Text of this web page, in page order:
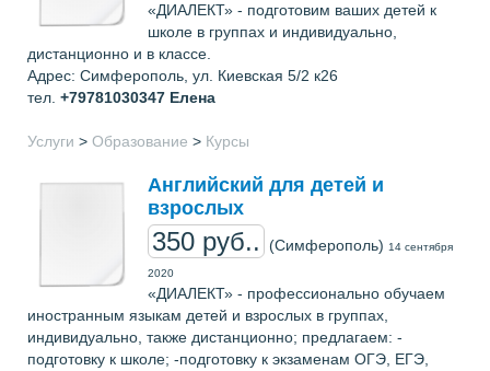
«ДИАЛЕКТ» - подготовим ваших детей к
школе в группах и индивидуально,
дистанционно и в классе.
Адрес: Симферополь, ул. Киевская 5/2 к26
тел. +79781030347 Елена
Услуги > Образование > Курсы
Английский для детей и
взрослых
350 руб.. (Симферополь) 14 сентября
2020
«ДИАЛЕКТ» - профессионально обучаем
иностранным языкам детей и взрослых в группах,
индивидуально, также дистанционно; предлагаем: -
подготовку к школе; -подготовку к экзаменам ОГЭ, ЕГЭ,